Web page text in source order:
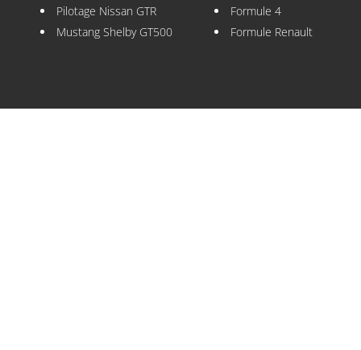
Pilotage Nissan GTR
Mustang Shelby GT500
Formule 4
Formule Renault